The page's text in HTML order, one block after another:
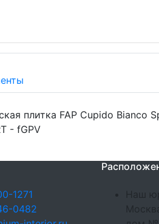
плитка FAP Cupido Bianco
- fGPV
1271
0482
Наш